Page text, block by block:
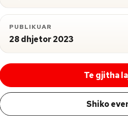
PUBLIKUAR
28 dhjetor 2023
Te gjitha
Shiko